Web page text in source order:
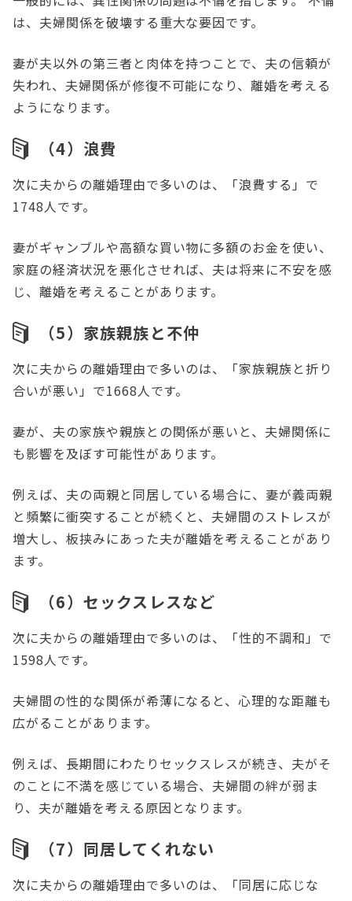
は、夫婦関係を破壊する重大な要因です。
妻が夫以外の第三者と肉体を持つことで、夫の信頼が
失われ、夫婦関係が修復不可能になり、離婚を考える
ようになります。
（4）浪費
次に夫からの離婚理由で多いのは、「浪費する」で
1748人です。
妻がギャンブルや高額な買い物に多額のお金を使い、
家庭の経済状況を悪化させれば、夫は将来に不安を感
じ、離婚を考えることがあります。
（5）家族親族と不仲
次に夫からの離婚理由で多いのは、「家族親族と折り
合いが悪い」で1668人です。
妻が、夫の家族や親族との関係が悪いと、夫婦関係に
も影響を及ぼす可能性があります。
例えば、夫の両親と同居している場合に、妻が義両親
と頻繁に衝突することが続くと、夫婦間のストレスが
増大し、板挟みにあった夫が離婚を考えることがあり
ます。
（6）セックスレスなど
次に夫からの離婚理由で多いのは、「性的不調和」で
1598人です。
夫婦間の性的な関係が希薄になると、心理的な距離も
広がることがあります。
例えば、長期間にわたりセックスレスが続き、夫がそ
のことに不満を感じている場合、夫婦間の絆が弱ま
り、夫が離婚を考える原因となります。
（7）同居してくれない
次に夫からの離婚理由で多いのは、「同居に応じな